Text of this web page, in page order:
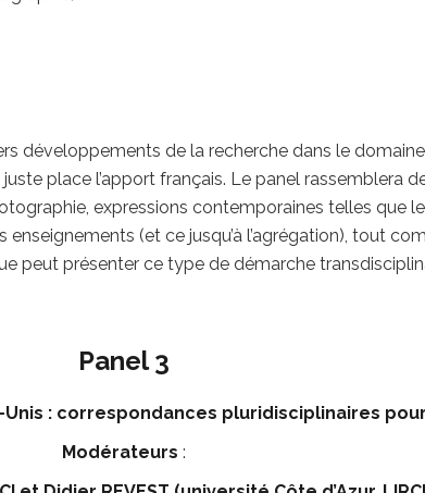
développements de la recherche dans le
place l’apport français. Le panel rassemblera
expressions contemporaines telles que
(et ce jusqu’à l’agrégation), tout
peut présenter ce type de démarche
Panel 3
: correspondances pluridisciplinaires
Modérateurs :